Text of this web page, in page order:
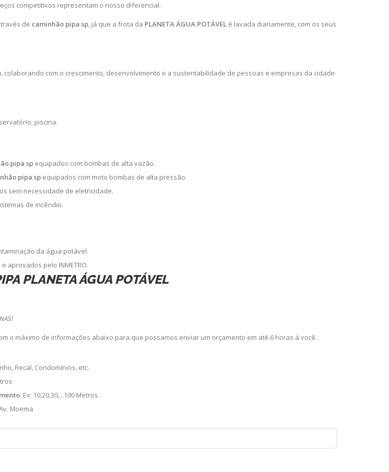
competitivos representam o nosso diferencial.
de caminhão pipa sp, já que a frota da PLANETA ÁGUA POTÁVEL é lavada diariamente, com os seus
, colaborando com o crescimento, desenvolvimento e a sustentabilidade de pessoas e empresas da cidade
piscina.
pipa sp equipados com bombas de alta vazão.
pipa sp equipados com moto bombas de alta pressão.
sem necessidade de eletricidade.
de incêndio.
da água potável.
aprovados pelo INMETRO.
PLANETA ÁGUA POTÁVEL
o máximo de informações abaixo para que possamos enviar um orçamento em até 6 horas á você.
Recal, Condomínios, etc.
Ex: 10,20,30,...100 Metros
Moema